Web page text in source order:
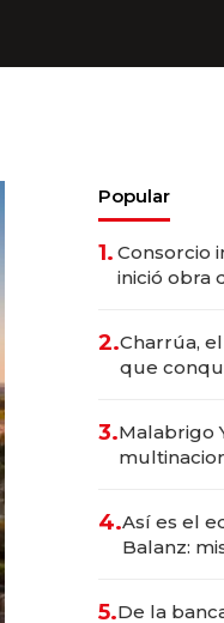
Popular
1. Consorcio
inició obra
millones
2.Charrúa,
que
prepara
3.Malabrigo
4.Así es el
Balanz:
5.De la